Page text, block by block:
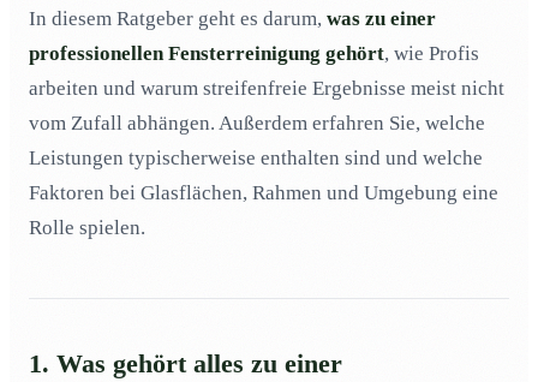
099. Wann sollte man keine Fenster putzen?
1010. Was ist, wenn bei der Fensterreinigung Schäden
entstehen?
1111. Werden auch Fensterrahmen gereinigt?
1212. Welche Reinigungsverfahren stehen zur Auswahl?
In diesem Ratgeber geht es darum, was zu einer
professionellen Fensterreinigung gehört, wie Profis
arbeiten und warum streifenfreie Ergebnisse meist nicht
vom Zufall abhängen. Außerdem erfahren Sie, welche
Leistungen typischerweise enthalten sind und welche
Faktoren bei Glasflächen, Rahmen und Umgebung eine
Rolle spielen.
1. Was gehört alles zu einer